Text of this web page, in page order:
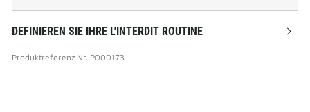
DEFINIEREN SIE IHRE L'INTERDIT ROUTINE
Produktreferenz Nr. P000173